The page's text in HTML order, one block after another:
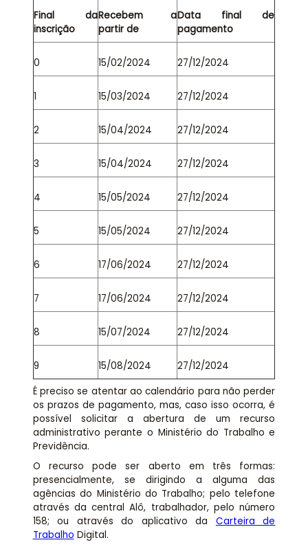
Final da
inscrição
Recebem a
partir de
Data final de
pagamento
0 15/02/2024 27/12/2024
1 15/03/2024 27/12/2024
2 15/04/2024 27/12/2024
3 15/04/2024 27/12/2024
4 15/05/2024 27/12/2024
5 15/05/2024 27/12/2024
6 17/06/2024 27/12/2024
7 17/06/2024 27/12/2024
8 15/07/2024 27/12/2024
9 15/08/2024
27/12/2024
É preciso se atentar ao calendário para não perder
os prazos de pagamento, mas, caso isso ocorra, é
possível solicitar a abertura de um recurso
administrativo perante o Ministério do Trabalho e
Previdência.
O recurso pode ser aberto em três formas:
presencialmente, se dirigindo a alguma das
agências do Ministério do Trabalho; pelo telefone
através da central Alô, trabalhador, pelo número
158; ou através do aplicativo da Carteira de
Trabalho Digital.